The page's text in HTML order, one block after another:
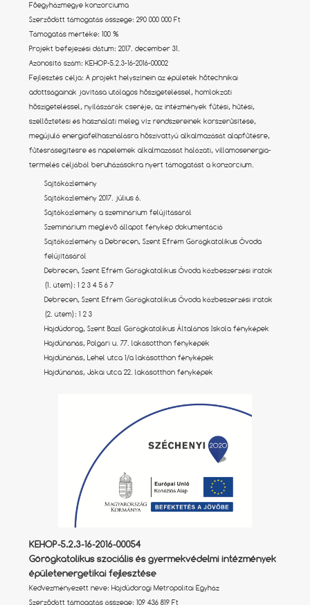
Főegyházmegye konzorciuma
Szerződött támogatás összege: 290 000 000 Ft
Támogatás mértéke: 100 %
Projekt befejezési dátum: 2017. december 31.
Azonosító szám: KEHOP-5.2.3-16-2016-00002
Fejlesztés célja: A projekt helyszínein az épületek hőtechnikai
adottságainak javítása utólagos hőszigeteléssel, homlokzati
hőszigeteléssel, nyílászárók cseréje, az intézmények fűtési, hűtési,
szellőztetési és használati meleg víz rendszereinek korszerűsítése,
megújuló energiafelhasználásra hőszivattyú alkalmazását alapfűtésre,
fűtésrásegítésre és napelemek alkalmazását hálózati, villamosenergia-
termelés céljából beruházásokra nyert támogatást a konzorcium.
Sajtóközlemény
Sajtóközlemény 2017. július 6.
Sajtóközlemény a szeminárium felújításáról
Szeminárium meglévő állapot fénykép dokumentáció
Sajtóközlemény a Debrecen, Szent Efrém Görögkatolikus Óvoda
felújításáról
Debrecen, Szent Efrém Görögkatolikus Óvoda közbeszerzési iratok
(1. ütem):1 2 3 4 5 6 7
Debrecen, Szent Efrém Görögkatolikus Óvoda közbeszerzési iratok
(2. ütem):1 2 3
Hajdúdorog, Szent Bazil Görögkatolikus Általános Iskola fényképek
Hajdúnánás, Polgári u. 77. lakásotthon fényképek
Hajdúnánás, Lehel utca 1/a lakásotthon fényképek
Hajdúnánás, Jókai utca 22. lakásotthon fényképek
KEHOP-5.2.3-16-2016-00054
Görögkatolikus szociális és gyermekvédelmi intézmények
épületenergetikai fejlesztése
Kedvezményezett neve: Hajdúdorogi Metropolitai Egyház
Szerződött támogatás összege: 109 436 819 Ft